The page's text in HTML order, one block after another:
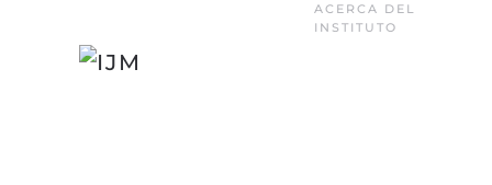
ACERCA DEL
INSTITUTO